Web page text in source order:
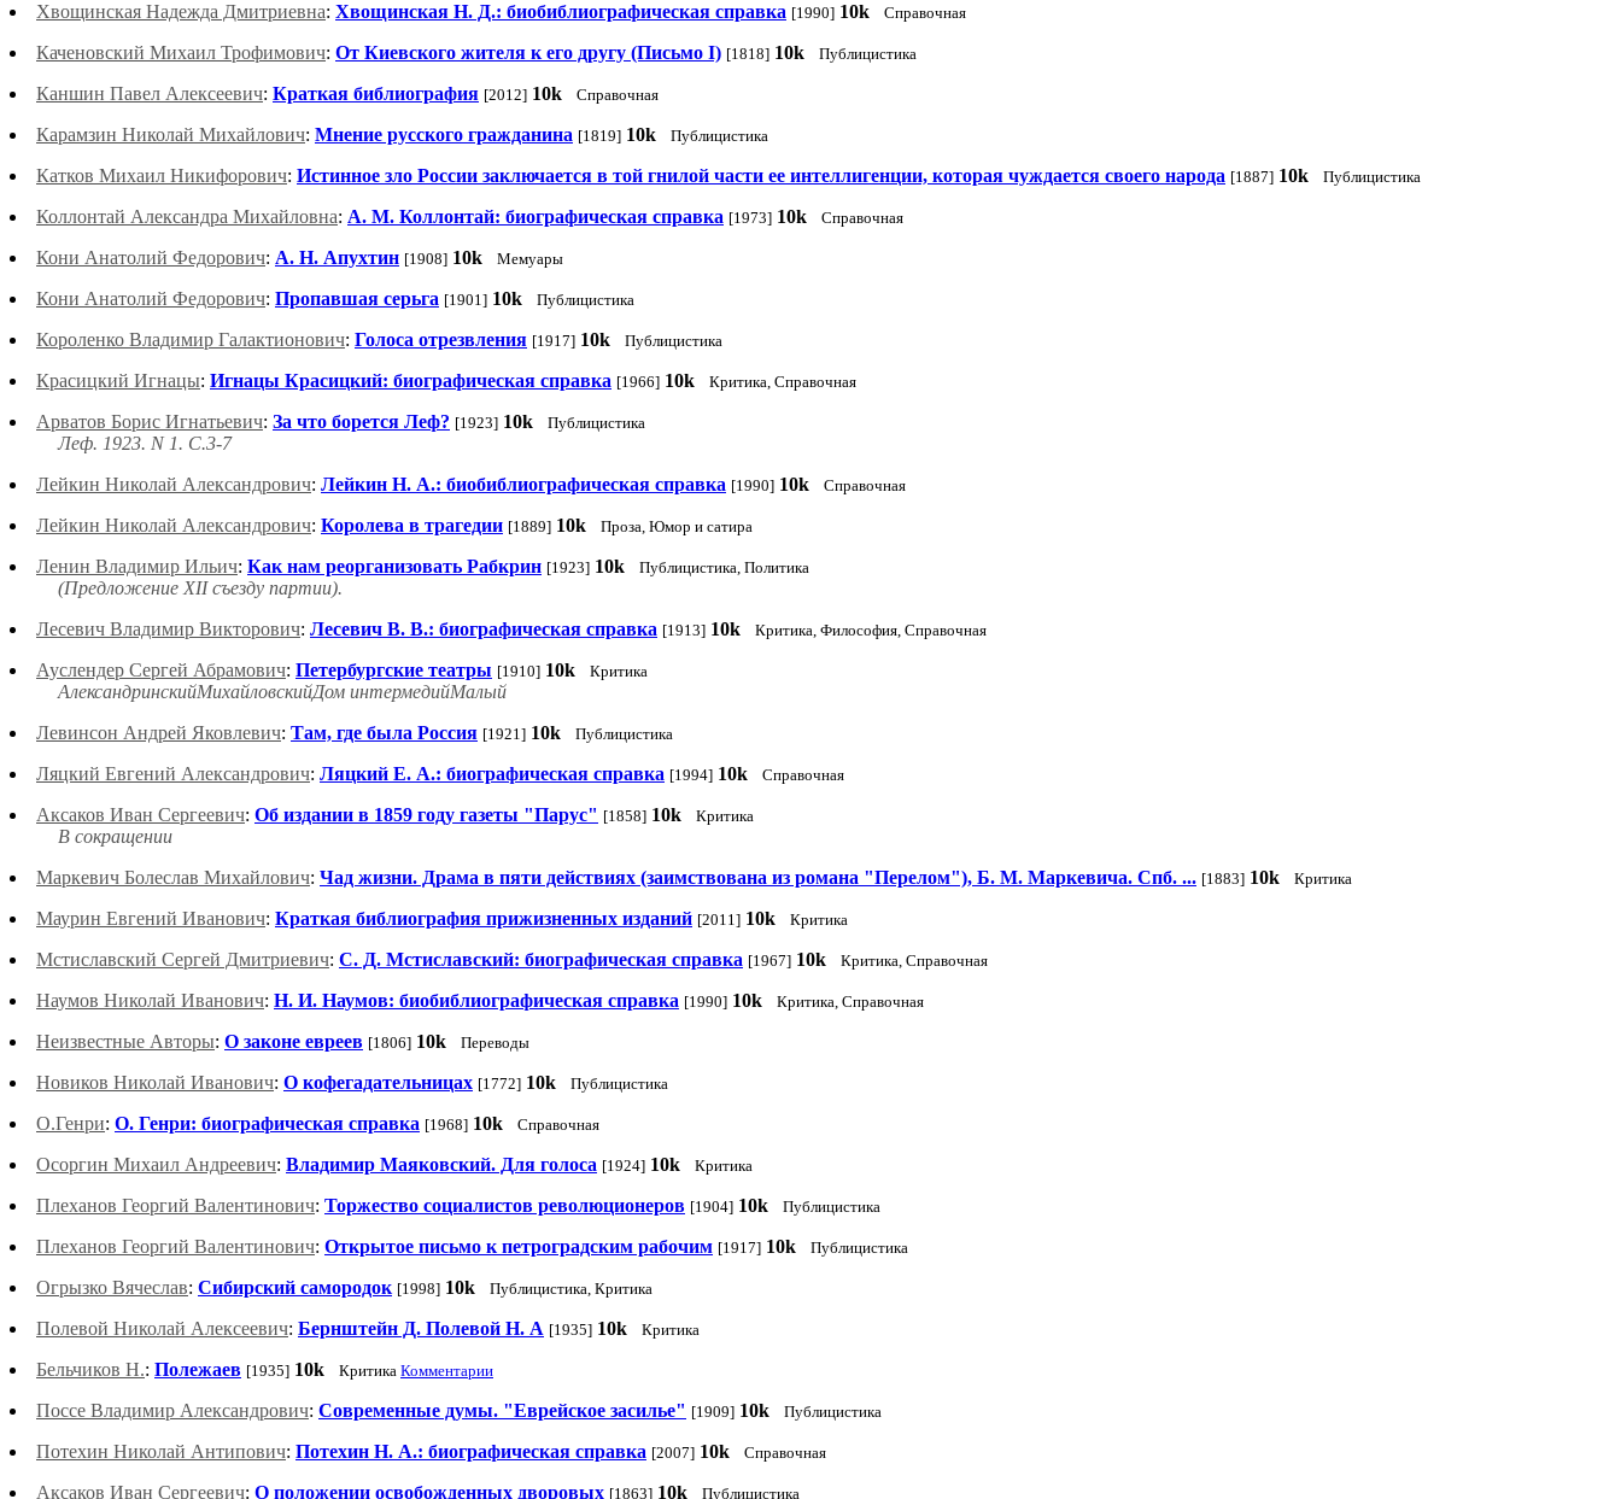
Хвощинская Надежда Дмитриевна: Хвощинская Н. Д.: биобиблиографическая справка [1990] 10k Справочная
Каченовский Михаил Трофимович: От Киевского жителя к его другу (Письмо I) [1818] 10k Публицистика
Каншин Павел Алексеевич: Краткая библиография [2012] 10k Справочная
Карамзин Николай Михайлович: Мнение русского гражданина [1819] 10k Публицистика
Катков Михаил Никифорович: Истинное зло России заключается в той гнилой части ее интеллигенции, которая чуждается своего народа [1887] 10k Публицистика
Коллонтай Александра Михайловна: А. М. Коллонтай: биографическая справка [1973] 10k Справочная
Кони Анатолий Федорович: A. H. Апухтин [1908] 10k Мемуары
Кони Анатолий Федорович: Пропавшая серьга [1901] 10k Публицистика
Короленко Владимир Галактионович: Голоса отрезвления [1917] 10k Публицистика
Красицкий Игнацы: Игнацы Красицкий: биографическая справка [1966] 10k Критика, Справочная
Арватов Борис Игнатьевич: За что борется Леф? [1923] 10k Публицистика
Леф. 1923. N 1. С.3-7
Лейкин Николай Александрович: Лейкин Н. А.: биобиблиографическая справка [1990] 10k Справочная
Лейкин Николай Александрович: Королева в трагедии [1889] 10k Проза, Юмор и сатира
Ленин Владимир Ильич: Как нам реорганизовать Рабкрин [1923] 10k Публицистика, Политика
(Предложение XII съезду партии).
Лесевич Владимир Викторович: Лесевич В. В.: биографическая справка [1913] 10k Критика, Философия, Справочная
Ауслендер Сергей Абрамович: Петербургские театры [1910] 10k Критика
АлександринскийМихайловскийДом интермедийМалый
Левинсон Андрей Яковлевич: Там, где была Россия [1921] 10k Публицистика
Ляцкий Евгений Александрович: Ляцкий Е. А.: биографическая справка [1994] 10k Справочная
Аксаков Иван Сергеевич: Об издании в 1859 году газеты "Парус" [1858] 10k Критика
В сокращении
Маркевич Болеслав Михайлович: Чад жизни. Драма в пяти действиях (заимствована из романа "Перелом"), Б. М. Маркевича. Спб. ... [1883] 10k Критика
Маурин Евгений Иванович: Краткая библиография прижизненных изданий [2011] 10k Критика
Мстиславский Сергей Дмитриевич: С. Д. Мстиславский: биографическая справка [1967] 10k Критика, Справочная
Наумов Николай Иванович: Н. И. Наумов: биобиблиографическая справка [1990] 10k Критика, Справочная
Неизвестные Авторы: О законе евреев [1806] 10k Переводы
Новиков Николай Иванович: О кофегадательницах [1772] 10k Публицистика
О.Генри: О. Генри: биографическая справка [1968] 10k Справочная
Осоргин Михаил Андреевич: Владимир Маяковский. Для голоса [1924] 10k Критика
Плеханов Георгий Валентинович: Торжество социалистов революционеров [1904] 10k Публицистика
Плеханов Георгий Валентинович: Открытое письмо к петроградским рабочим [1917] 10k Публицистика
Огрызко Вячеслав: Сибирский самородок [1998] 10k Публицистика, Критика
Полевой Николай Алексеевич: Бернштейн Д. Полевой Н. А [1935] 10k Критика
Бельчиков Н.: Полежаев [1935] 10k Критика Комментарии
Поссе Владимир Александрович: Современные думы. "Еврейское засилье" [1909] 10k Публицистика
Потехин Николай Антипович: Потехин Н. А.: биографическая справка [2007] 10k Справочная
Аксаков Иван Сергеевич: О положении освобожденных дворовых [1863] 10k Публицистика